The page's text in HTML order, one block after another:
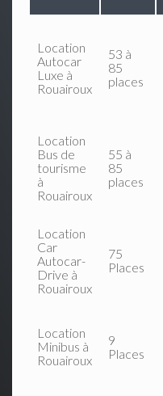
Location
Autocar
Luxe à
Rouairoux
53 à
85
places
Location
Bus de
tourisme
à
Rouairoux
55 à
85
places
Location
Car
Autocar-
Drive à
Rouairoux
75
Places
Location
Minibus à
Rouairoux
9
Places